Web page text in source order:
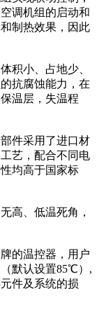
调机组的启动和
制热效果，因此
小、占地少、
抗腐蚀能力，在
温层，失温程
件采用了进口材
艺，配合不同电
均高于国家标
、低温死角，
的温控器，用户
默认设置85℃）,
件及系统的损